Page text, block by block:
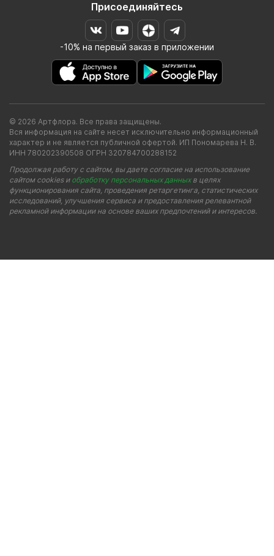
Присоединяйтесь
-10% на первый заказ в приложении
© 2026 Артфлора. Все права защищены.
Вся информация на сайте несет исключительно информационный
характер и не является публичной офертой. ИП Пономарева Н. В.
ИНН 780202390508 ОГРН 320784700288152
Продолжая работу с сайтом, вы даете согласие на использование
сайтом cookies и обработку персональных данныхв целях
функционирования сайта, проведения ретаргетинга, статистических
исследований, улучшения сервиса и предоставления релевантной
рекламной информации на основе ваших предпочтений и интересов.